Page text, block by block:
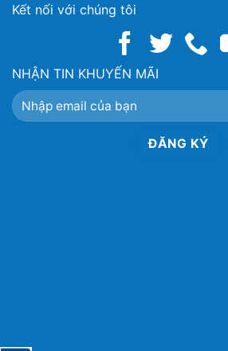
Kết nối với chúng tôi
NHẬN TIN KHUYẾN MÃI